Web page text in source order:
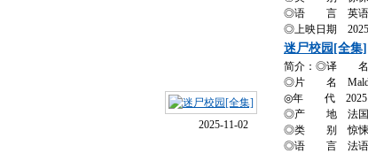
◎语 言 英语
◎上映日期
2025-11-02
迷尸校园[全集]
简介：◎译 名
◎片 名
◎年 代 2025
◎产 地 法国
◎类 别 惊悚 /
◎语 言 法语